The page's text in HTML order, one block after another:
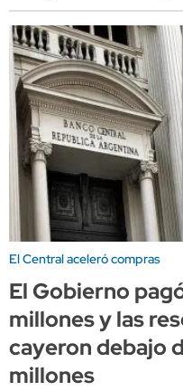
El Central aceleró compras
El Gobierno
millones y las
cayeron debajo
millones